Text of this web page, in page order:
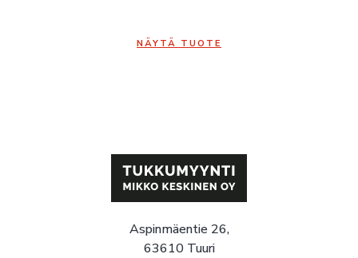
NÄYTÄ TUOTE
Aspinmäentie 26,
63610 Tuuri